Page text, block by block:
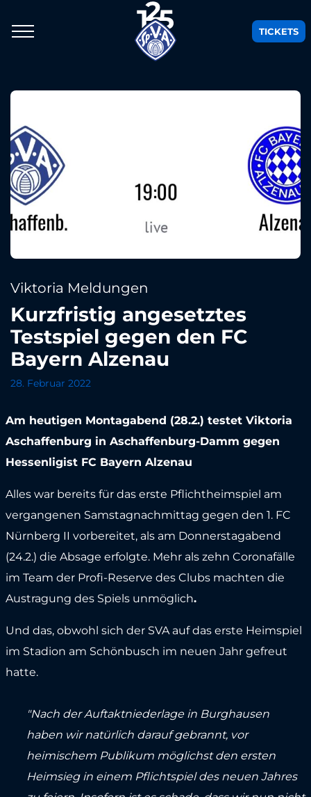
TICKETS
Viktoria Meldungen
Kurzfristig angesetztes
Testspiel gegen den FC
Bayern Alzenau
28. Februar 2022
Am heutigen Montagabend (28.2.) testet Viktoria
Aschaffenburg in Aschaffenburg-Damm gegen
Hessenligist FC Bayern Alzenau
Alles war bereits für das erste Pflichtheimspiel am
vergangenen Samstagnachmittag gegen den 1. FC
Nürnberg II vorbereitet, als am Donnerstagabend
(24.2.) die Absage erfolgte. Mehr als zehn Coronafälle
im Team der Profi-Reserve des Clubs machten die
Austragung des Spiels unmöglich.
Und das, obwohl sich der SVA auf das erste Heimspiel
im Stadion am Schönbusch im neuen Jahr gefreut
hatte.
"Nach der Auftaktniederlage in Burghausen
haben wir natürlich darauf gebrannt, vor
heimischem Publikum möglichst den ersten
Heimsieg in einem Pflichtspiel des neuen Jahres